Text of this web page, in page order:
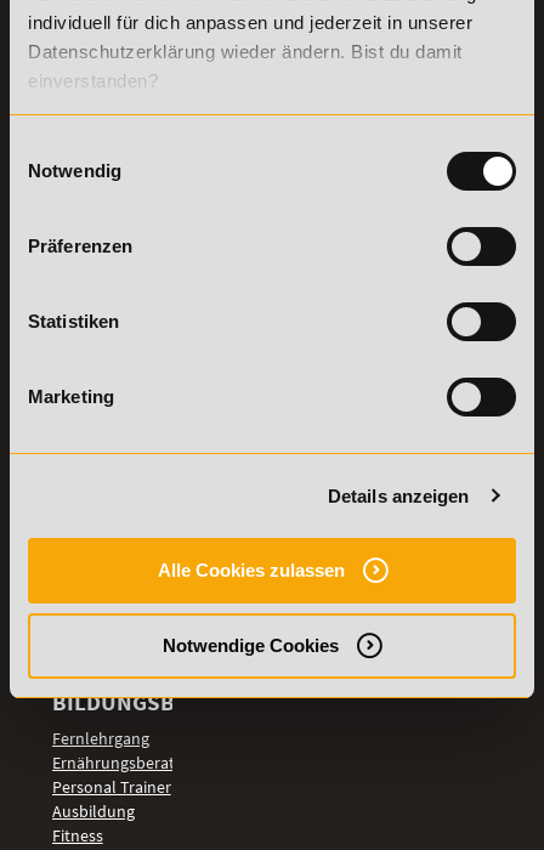
individuell für dich anpassen und jederzeit in unserer
Datenschutzerklärung wieder ändern. Bist du damit
einverstanden?
Notwendig
Präferenzen
Statistiken
Marketing
Details anzeigen
Alle Cookies zulassen
Notwendige Cookies
+49 (0) 7191 9513201
Academy of Sports GmbH
71522Backnang
Fax:+49 (0) 7191 - 229 87 – 99
Freitag: 8:00 - 17:00 Uhr
PreisFAIRsprechen
Online Campus
Bildungsgutschein
Bring a Friend
der Academy of
Stellenangebote
und B-Lizenz
Personal Trainer
Personal Coach
Mentaltrainer
Motivationstrainer
BILDUNGSBEREICHE
Fernlehrgang
Ernährungsberater
Personal Trainer
Ausbildung
Fitness